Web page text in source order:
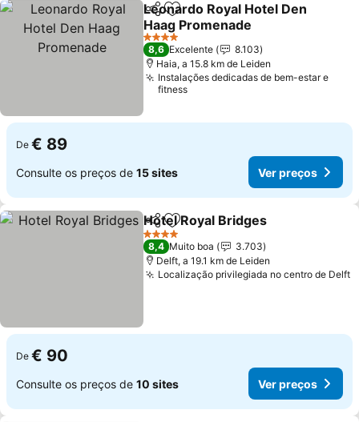
PartilharAdicionar aos favoritos
Leonardo Royal Hotel Den
Haag Promenade
Ver preços
4 Estrelas
8,6 Excelente
8.103
Haia, a 15.8 km de Leiden
Instalações dedicadas de bem-estar e
fitness
De € 89
Consulte os preços de 15 sites Ver preços
PartilharAdicionar aos favoritos
Hotel Royal Bridges
4 Estrelas
8,4 Muito boa
3.703
Delft, a 19.1 km de Leiden
Localização privilegiada no centro de Delft
De € 90
Consulte os preços de 10 sites Ver preços